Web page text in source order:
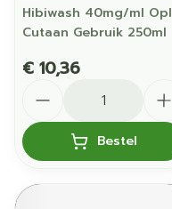
Hibiwash 40mg/ml Opl
Cutaan Gebruik 250ml
€ 10,36
Bestel